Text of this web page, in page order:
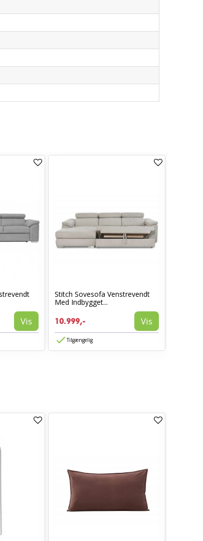
Vis
Stitch Sovesofa Venstrevendt
Med Indbygget...
10.999,- Vis
Tilgængelig